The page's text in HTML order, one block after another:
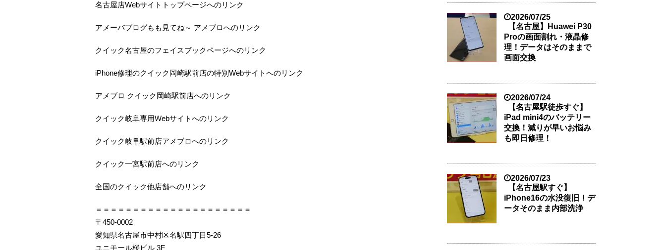
名古屋店Webサイトトップページへのリンク
アメーバブログもも見てね～ アメブロへのリンク
クイック名古屋のフェイスブックページへのリンク
iPhone修理のクイック岡崎駅前店の特別Webサイトへのリンク
アメブロ クイック岡崎駅前店へのリンク
クイック岐阜専用Webサイトへのリンク
クイック岐阜駅前店アメブロへのリンク
クイック一宮駅前店へのリンク
全国のクイック他店舗へのリンク
＝＝＝＝＝＝＝＝＝＝＝＝＝＝＝＝＝＝＝＝＝
〒450-0002
愛知県名古屋市中村区名駅四丁目5-26
ユニモール桜ビル 3F
2026/07/25
【名古屋】Huawei P30
Proの画面割れ・液晶修
理！データはそのままで
画面交換
2026/07/24
【名古屋駅徒歩すぐ】
iPad mini4のバッテリー
交換！減りが早いお悩み
も即日修理！
2026/07/23
【名古屋駅すぐ】
iPhone16の水没復旧！デ
ータそのまま内部洗浄